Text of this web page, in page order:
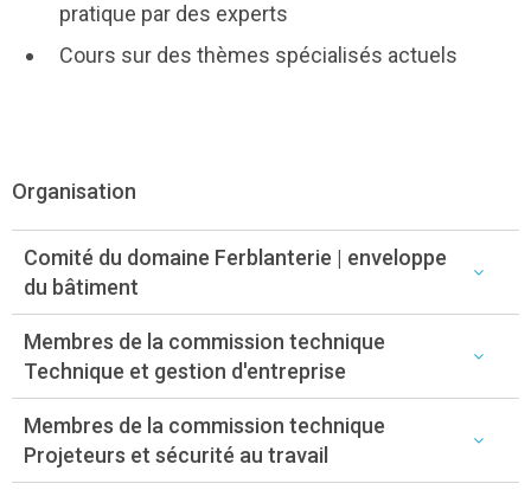
pratique par des experts
Cours sur des thèmes spécialisés actuels
Organisation
Comité du domaine Ferblanterie | enveloppe
du bâtiment
Membres de la commission technique
Technique et gestion d'entreprise
Membres de la commission technique
Projeteurs et sécurité au travail